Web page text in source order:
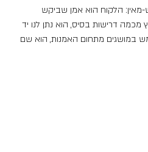
מאין: הלקוח הוא אמן שביקש
דרישות בסיס, הוא נתן לנו יד
במושגים מתחום האמנות, הוא שם